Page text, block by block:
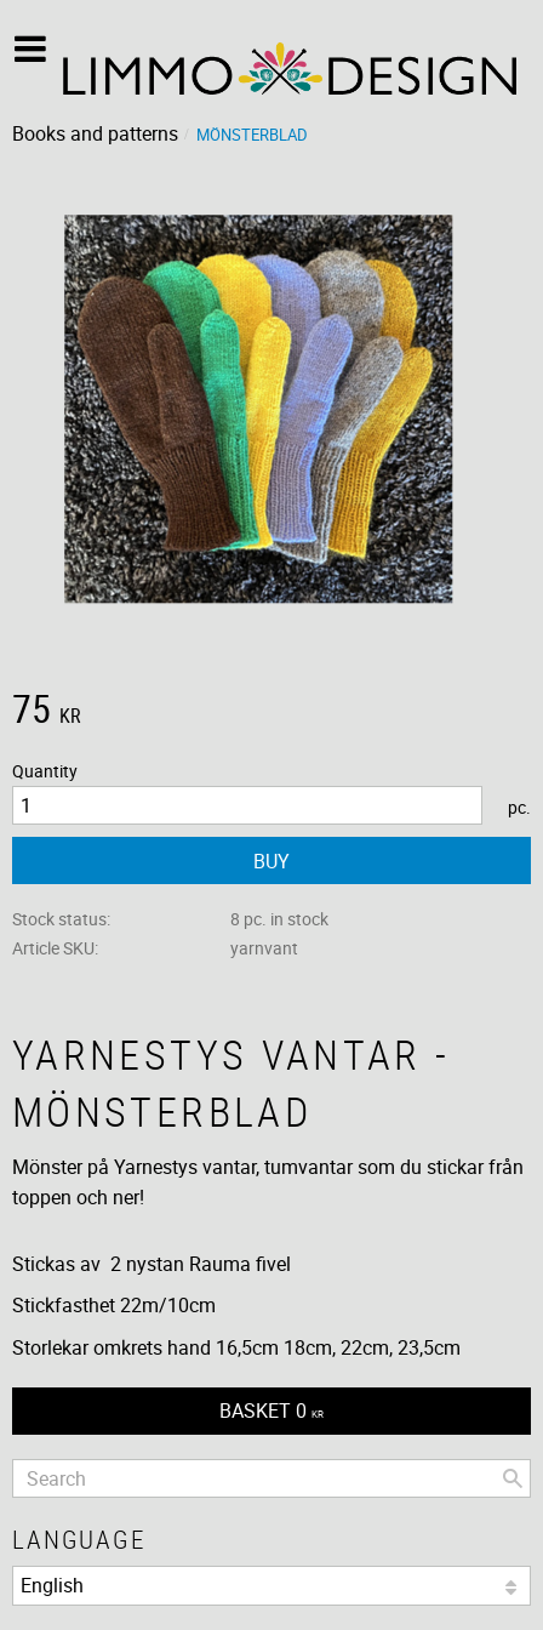
Books and patterns MÖNSTERBLAD
75 KR
Quantity
pc.
BUY
Stock status
8 pc. in stock
Article SKU
yarnvant
YARNESTYS VANTAR -
MÖNSTERBLAD
Mönster på Yarnestys vantar, tumvantar som du stickar från
toppen och ner!
Stickas av 2 nystan Rauma fivel
Stickfasthet 22m/10cm
Storlekar omkrets hand 16,5cm 18cm, 22cm, 23,5cm
BASKET 0 KR
LANGUAGE